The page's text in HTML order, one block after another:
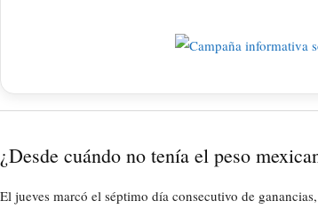
¿Desde cuándo no tenía el peso
El jueves marcó el séptimo día consecutivo de